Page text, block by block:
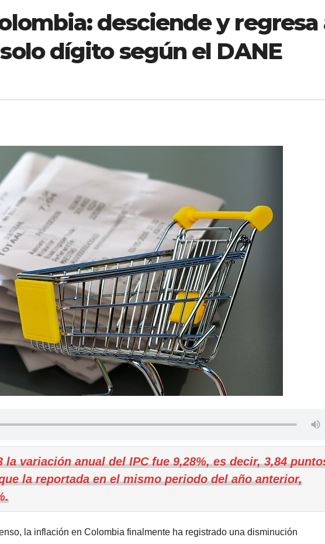
desciende y regresa
dígito según el DANE
la variación anual del IPC fue 9,28%, es decir, 3,84
la reportada en el mismo periodo del año anterior,
la inflación en Colombia finalmente ha registrado una disminución